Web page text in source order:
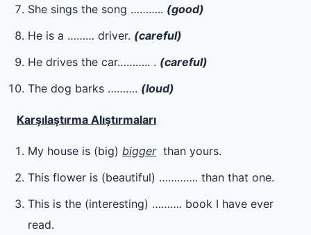
She sings the song ……….. (good)
He is a ……… driver. (careful)
He drives the car……….. . (careful)
The dog barks ………. (loud)
Karşılaştırma Alıştırmaları
My house is (big) biggerthan yours.
This flower is (beautiful) …………. than that one.
This is the (interesting) ………. book I have ever
read.